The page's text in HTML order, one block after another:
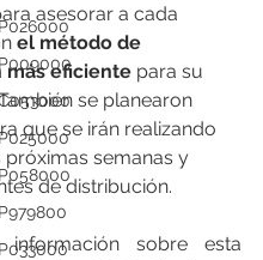
asesorar a cada
el método de
más eficiente para su
se planearon
que se irán realizando
semanas y
de distribución.
información sobre esta